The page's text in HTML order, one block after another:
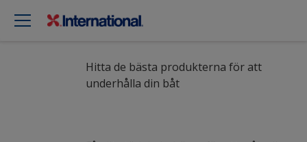
Måla din båt som ett proffs
Hitta de bästa produkterna för att
underhålla din båt